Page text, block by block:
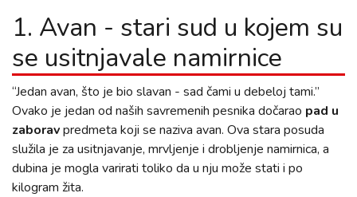
1. Avan - stari sud u kojem su
se usitnjavale namirnice
“Jedan avan, što je bio slavan - sad čami u debeloj tami.”
Ovako je jedan od naših savremenih pesnika dočarao pad u
zaboravpredmeta koji se naziva avan. Ova stara posuda
služila je za usitnjavanje, mrvljenje i drobljenje namirnica, a
dubina je mogla varirati toliko da u nju može stati i po
kilogram žita.